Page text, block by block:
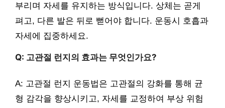
부리며 자세를 유지하는 방식입니다. 상체는 곧게
펴고, 다른 발은 뒤로 뻗어야 합니다. 운동시 호흡과
자세에 집중하세요.
Q: 고관절 런지의 효과는 무엇인가요?
A: 고관절 런지 운동법은 고관절의 강화를 통해 균
형 감각을 향상시키고, 자세를 교정하여 부상 위험